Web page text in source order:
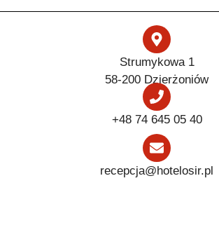
Strumykowa 1
58-200 Dzierżoniów
+48 74 645 05 40
recepcja@hotelosir.pl